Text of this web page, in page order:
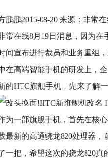
鹏鹏2015-08-20 来源：非常
常在线8月19日消息，因为
间宣布进行裁员和业务重组
在高端智能手机的研发上，
的HTC旗舰手机，先来了解一
为一部旗舰手机，首先在核
最新的高通骁龙820处理器，
一把，希望这次的骁龙820